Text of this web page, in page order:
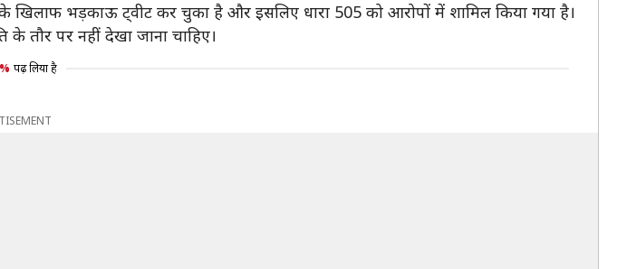
भड़काऊ ट्वीट कर चुका है और इसलिए धारा 505 को आरोपों में शामिल किया गया है।
तौर पर नहीं देखा जाना चाहिए।
पढ़ लिया है